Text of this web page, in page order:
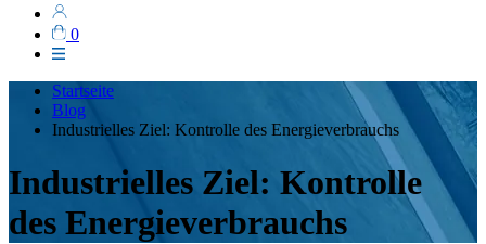
0
Startseite
Blog
Industrielles Ziel: Kontrolle des Energieverbrauchs
Industrielles Ziel: Kontrolle
des Energieverbrauchs